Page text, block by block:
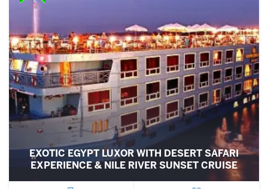
EXOTIC EGYPT LUXOR WITH DESERT SAFARI
EXPERIENCE & NILE RIVER SUNSET CRUISE